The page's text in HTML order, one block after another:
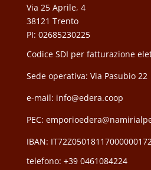
Via 25 Aprile, 4
38121 Trento
PI: 02685230225
Codice SDI per fatturazione
Sede operativa: Via Pasubio 22
e-mail: info@edera.coop
PEC:
IBAN:
telefono: +39 0461084224